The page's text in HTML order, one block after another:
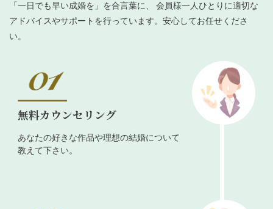
「一日でも早い成婚を」を合言葉に、 会員様一人ひとりに適切な
アドバイスやサポートを行っています。安心してお任せくださ
い。
無料カウンセリング
あなたの好きな作品や理想の結婚について
教えて下さい。